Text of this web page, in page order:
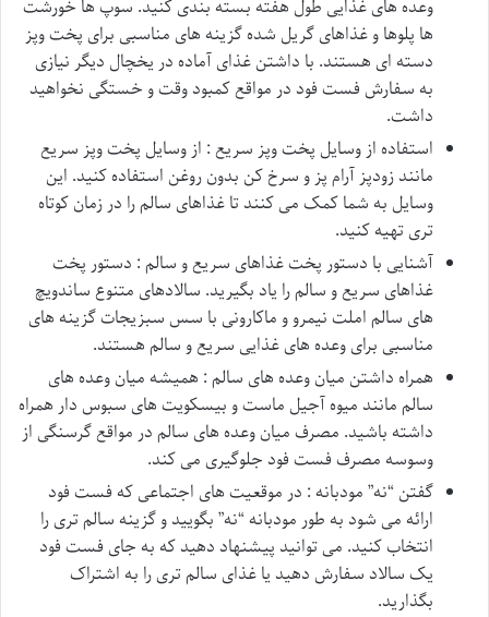
وعده های غذایی طول هفته بسته بندی کنید. سوپ ها خورشت
ها پلوها و غذاهای گریل شده گزینه های مناسبی برای پخت وپز
دسته ای هستند. با داشتن غذای آماده در یخچال دیگر نیازی
به سفارش فست فود در مواقع کمبود وقت و خستگی نخواهید
داشت.
استفاده از وسایل پخت وپز سریع : از وسایل پخت وپز سریع
مانند زودپز آرام پز و سرخ کن بدون روغن استفاده کنید. این
وسایل به شما کمک می کنند تا غذاهای سالم را در زمان کوتاه
تری تهیه کنید.
آشنایی با دستور پخت غذاهای سریع و سالم : دستور پخت
غذاهای سریع و سالم را یاد بگیرید. سالادهای متنوع ساندویچ
های سالم املت نیمرو و ماکارونی با سس سبزیجات گزینه های
مناسبی برای وعده های غذایی سریع و سالم هستند.
همراه داشتن میان وعده های سالم : همیشه میان وعده های
سالم مانند میوه آجیل ماست و بیسکویت های سبوس دار همراه
داشته باشید. مصرف میان وعده های سالم در مواقع گرسنگی از
وسوسه مصرف فست فود جلوگیری می کند.
گفتن “نه” مودبانه : در موقعیت های اجتماعی که فست فود
ارائه می شود به طور مودبانه “نه” بگویید و گزینه سالم تری را
انتخاب کنید. می توانید پیشنهاد دهید که به جای فست فود
یک سالاد سفارش دهید یا غذای سالم تری را به اشتراک
بگذارید.